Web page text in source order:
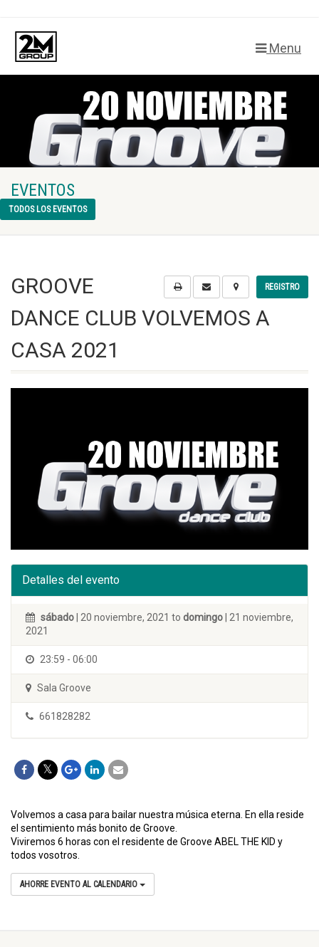
Menu
EVENTOS
TODOS LOS EVENTOS
REGISTRO
GROOVE
DANCE CLUB VOLVEMOS A
CASA 2021
Detalles del evento
sábado | 20 noviembre, 2021 to domingo | 21 noviembre,
2021
23:59 - 06:00
Sala Groove
661828282
Volvemos a casa para bailar nuestra música eterna. En ella reside
el sentimiento más bonito de Groove.
Viviremos 6 horas con el residente de Groove ABEL THE KID y
todos vosotros.
AHORRE EVENTO AL CALENDARIO